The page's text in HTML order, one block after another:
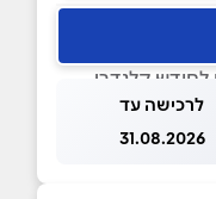
לרכישה עד
31.08.2026